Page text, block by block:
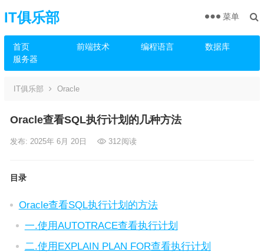
IT俱乐部
首页 前端技术 编程语言
数据库
服务器
菜单
IT俱乐部 Oracle
Oracle查看SQL执行计划的几种方法
发布: 2025年 6月 20日 312阅读
目录
Oracle查看SQL执行计划的方法
一.使用AUTOTRACE查看执行计划
二.使用EXPLAIN PLAN FOR查看执行计划